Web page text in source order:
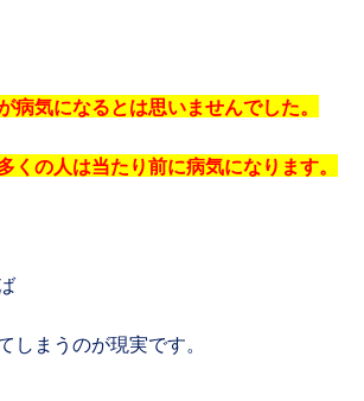
病気になるとは思いませんでした。
くの人は当たり前に病気になります。
しまうのが現実です。